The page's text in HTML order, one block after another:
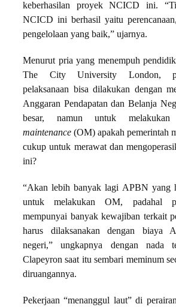
keberhasilan proyek NCICD ini.
NCICD ini berhasil yaitu
pengelolaan yang baik,” ujarnya.
Menurut pria yang menempuh
The City University London,
pelaksanaan bisa dilakukan dengan
Anggaran Pendapatan dan Belanja
besar, namun untuk
maintenance (OM) apakah pemerintah
cukup untuk merawat dan
ini?
“Akan lebih banyak lagi APBN yang
untuk melakukan OM, padahal
mempunyai banyak kewajiban terkait
harus dilaksanakan dengan biaya
negeri,” ungkapnya dengan nada
Clapeyron saat itu sembari meminum
diruangannya.
Pekerjaan “menanggul laut” di